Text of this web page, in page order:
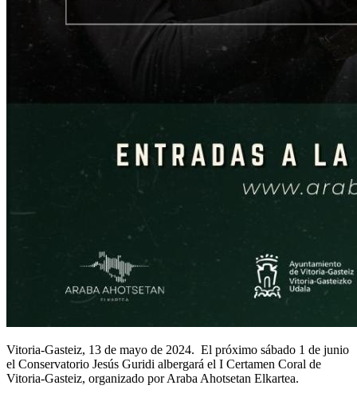
Vitoria-Gasteiz, 13 de mayo de 2024. El próximo sábado 1 de junio
el Conservatorio Jesús Guridi albergará el I Certamen Coral de
Vitoria-Gasteiz, organizado por Araba Ahotsetan Elkartea.